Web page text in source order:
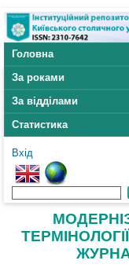
Головна
За роками
За відділами
Статистика
Вхід